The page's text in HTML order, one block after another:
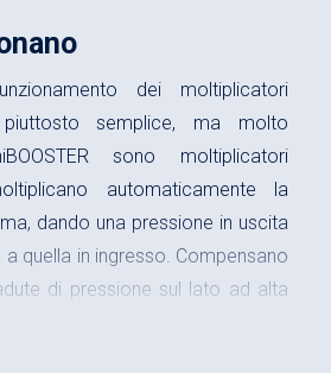
dei moltiplicatori
piuttosto semplice, ma molto
sono moltiplicatori
automaticamente la
dando una pressione in uscita
quella in ingresso. Compensano
di pressione sul lato ad alta